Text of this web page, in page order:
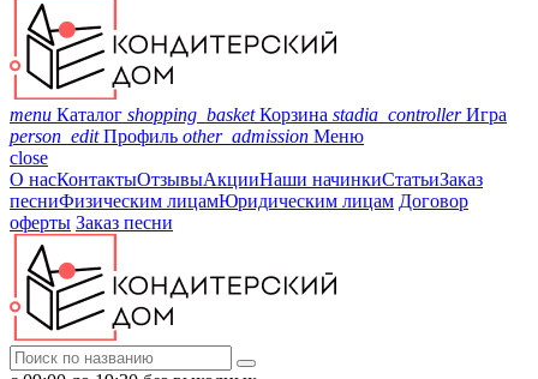
menu Каталог shopping_basket Корзина stadia_controller Игра
person_edit Профиль other_admission Меню
close
О насКонтактыОтзывыАкцииНаши начинкиСтатьиЗаказ
песниФизическим лицамЮридическим лицам Договор
оферты Заказ песни